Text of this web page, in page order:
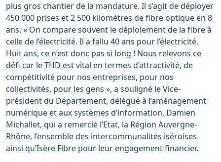
plus gros chantier de la mandature. Il s’agit de déployer
450 000 prises et 2 500 kilomètres de fibre optique en 8
ans. « On compare souvent le déploiement de la fibre à
celle de l’électricité. Il a fallu 40 ans pour l’électricité.
Huit ans, ce n’est donc pas si long ! Nous relevons ce
défi car le THD est vital en termes d’attractivité, de
compétitivité pour nos entreprises, pour nos
collectivités, pour les gens », a souligné le Vice-
président du Département, délégué à l’aménagement
numérique et aux systèmes d’information, Damien
Michallet, qui a remercié l’Etat, la Région Auvergne-
Rhône, l’ensemble des intercommunalités iséroises
ainsi qu’Isère Fibre pour leur engagement financier.